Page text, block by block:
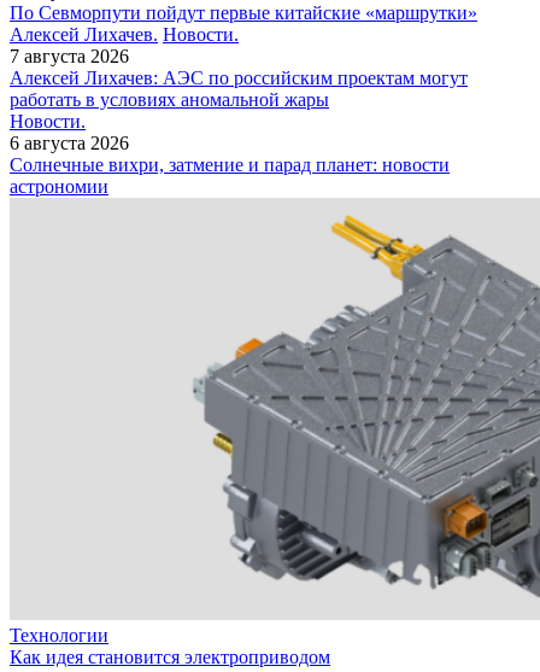
По Севморпути пойдут первые китайские «маршрутки»
Алексей Лихачев. Новости.
7 августа 2026
Алексей Лихачев: АЭС по российским проектам могут
работать в условиях аномальной жары
Новости.
6 августа 2026
Солнечные вихри, затмение и парад планет: новости
астрономии
Технологии
Как идея становится электроприводом